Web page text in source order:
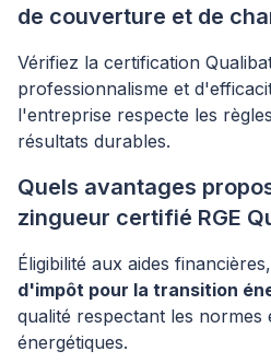
de couverture et de
Vérifiez la certification
professionnalisme et
l'entreprise respecte les
résultats durables.
Quels avantages
zingueur certifié RGE
Éligibilité aux aides
d'impôt pour la transition
qualité respectant les normes
énergétiques.